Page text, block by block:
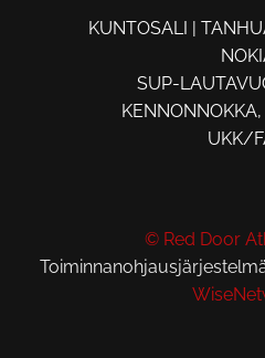
KUNTOSALI |
SUP-
UKK/
© Red Door